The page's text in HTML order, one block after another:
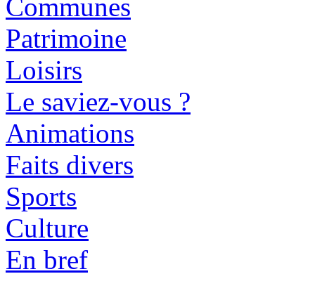
Communes
Patrimoine
Loisirs
Le saviez-vous ?
Animations
Faits divers
Sports
Culture
En bref